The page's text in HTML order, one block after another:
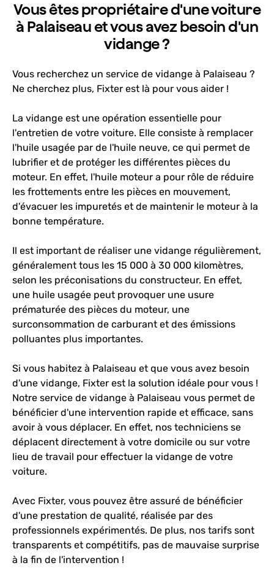
Vous êtes propriétaire d'une voiture
à Palaiseau et vous avez besoin d'un
vidange ?
Vous recherchez un service de vidange à Palaiseau ?
Ne cherchez plus, Fixter est là pour vous aider !
La vidange est une opération essentielle pour
l'entretien de votre voiture. Elle consiste à remplacer
l'huile usagée par de l'huile neuve, ce qui permet de
lubrifier et de protéger les différentes pièces du
moteur. En effet, l'huile moteur a pour rôle de réduire
les frottements entre les pièces en mouvement,
d'évacuer les impuretés et de maintenir le moteur à la
bonne température.
Il est important de réaliser une vidange régulièrement,
généralement tous les 15 000 à 30 000 kilomètres,
selon les préconisations du constructeur. En effet,
une huile usagée peut provoquer une usure
prématurée des pièces du moteur, une
surconsommation de carburant et des émissions
polluantes plus importantes.
Si vous habitez à Palaiseau et que vous avez besoin
d'une vidange, Fixter est la solution idéale pour vous !
Notre service de vidange à Palaiseau vous permet de
bénéficier d'une intervention rapide et efficace, sans
avoir à vous déplacer. En effet, nos techniciens se
déplacent directement à votre domicile ou sur votre
lieu de travail pour effectuer la vidange de votre
voiture.
Avec Fixter, vous pouvez être assuré de bénéficier
d'une prestation de qualité, réalisée par des
professionnels expérimentés. De plus, nos tarifs sont
transparents et compétitifs, pas de mauvaise surprise
à la fin de l'intervention !